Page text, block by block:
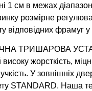
см в межах
розмірне
фрамуг у
жорсткість,
У зовнішніх
STANDARD.